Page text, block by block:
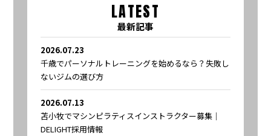
LATEST
最新記事
2026.07.23
千歳でパーソナルトレーニングを始めるなら？失敗し
ないジムの選び方
2026.07.13
苫小牧でマシンピラティスインストラクター募集｜
DELIGHT採用情報